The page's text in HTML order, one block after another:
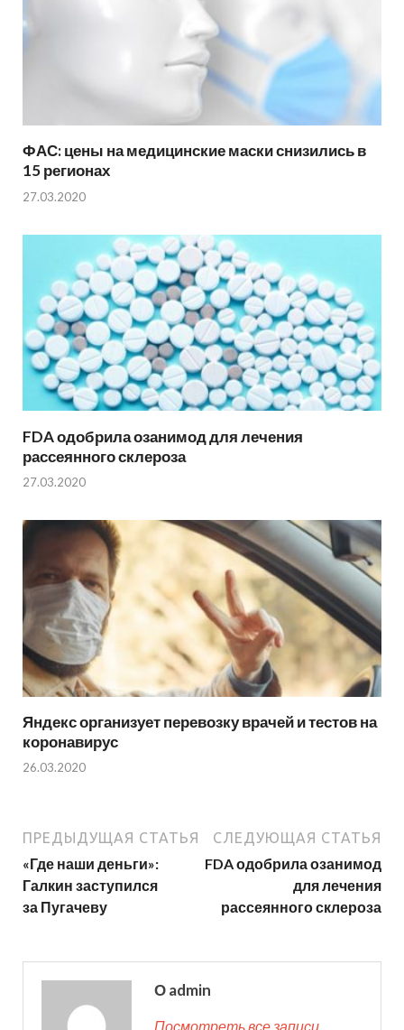
ФАС: цены на медицинские маски снизились в
15 регионах
27.03.2020
FDA одобрила озанимод для лечения
рассеянного склероза
27.03.2020
Яндекс организует перевозку врачей и тестов на
коронавирус
26.03.2020
ПРЕДЫДУЩАЯ СТАТЬЯ
«Где наши деньги»:
Галкин заступился
за Пугачеву
СЛЕДУЮЩАЯ СТАТЬЯ
FDA одобрила озанимод
для лечения
рассеянного склероза
О admin
Посмотреть все записи